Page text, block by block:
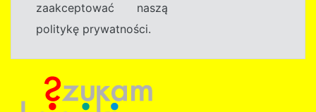
zaakceptować naszą
politykę prywatności.